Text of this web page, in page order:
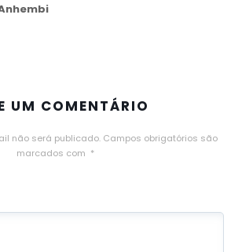
UM COMENTÁRIO
não será publicado. Campos obrigatórios são
marcados com *